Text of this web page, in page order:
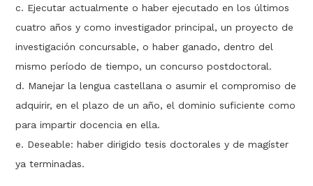
c. Ejecutar actualmente o haber ejecutado en los últimos
cuatro años y como investigador principal, un proyecto de
investigación concursable, o haber ganado, dentro del
mismo período de tiempo, un concurso postdoctoral.
d. Manejar la lengua castellana o asumir el compromiso de
adquirir, en el plazo de un año, el dominio suficiente como
para impartir docencia en ella.
e. Deseable: haber dirigido tesis doctorales y de magíster
ya terminadas.